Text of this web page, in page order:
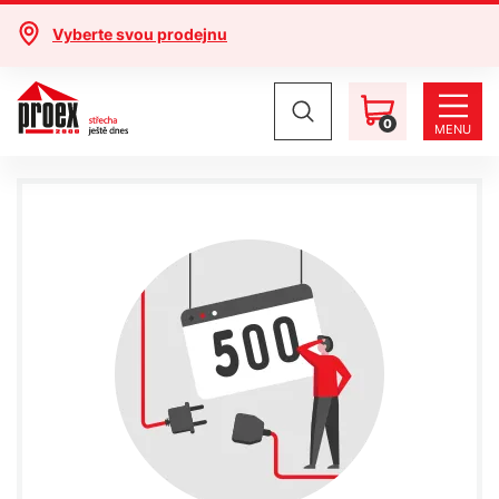
Vyberte svou prodejnu
0 MENU